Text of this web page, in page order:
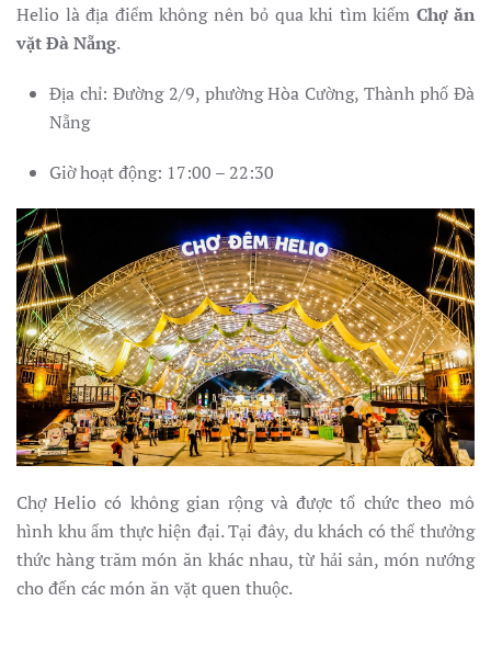
Helio là địa điểm không nên bỏ qua khi tìm kiếm Chợ ăn
vặt Đà Nẵng.
Địa chỉ: Đường 2/9, phường Hòa Cường, Thành phố Đà
Nẵng
Giờ hoạt động: 17:00 – 22:30
Chợ Helio có không gian rộng và được tổ chức theo mô
hình khu ẩm thực hiện đại. Tại đây, du khách có thể thưởng
thức hàng trăm món ăn khác nhau, từ hải sản, món nướng
cho đến các món ăn vặt quen thuộc.